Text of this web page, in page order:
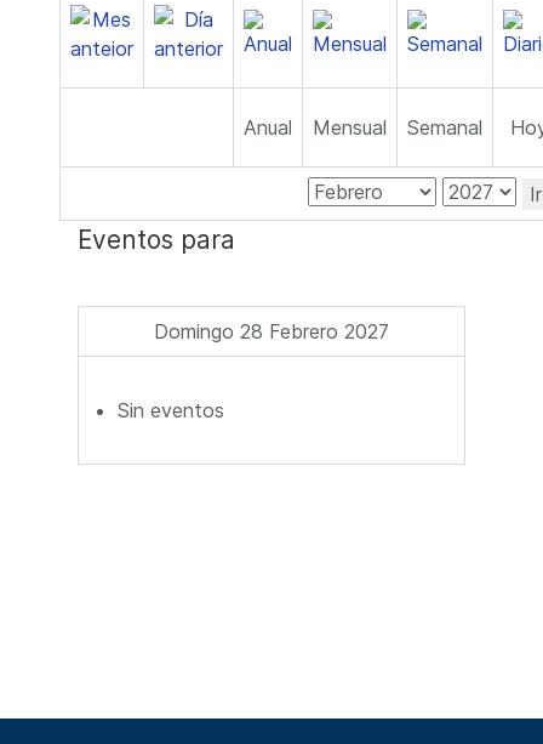
Anual Mensual Semanal
Eventos para
Domingo 28 Febrero 2027
Sin eventos